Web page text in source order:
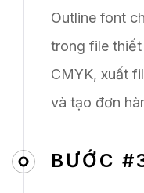
Outline font
trong file thiết
CMYK, xuất
và tạo đơn
BƯỚC